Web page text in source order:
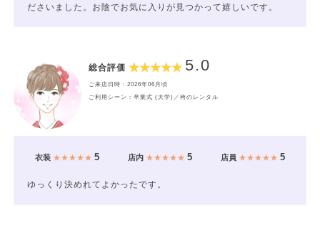
ださいました。お陰でお気に入りが見つかって嬉しいです。
総合評価 5.0
ご来店日時：2026年06月頃
ご利用シーン：卒業式 (大学)／袴のレンタル
衣装★★★★★ 5 店内★★★★★ 5 店員 ★★★★★5
ゆっくり決めれてよかったです。